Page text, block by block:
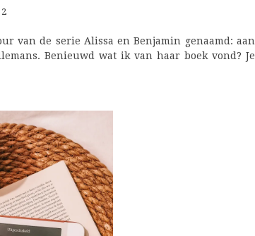
van de serie Alissa en Benjamin genaamd: aan
Benieuwd wat ik van haar boek vond? Je